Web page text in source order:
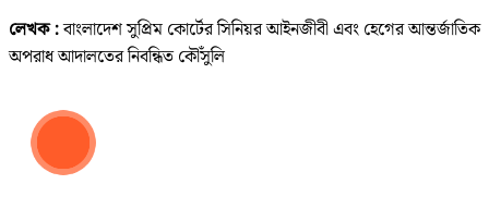
লেখক :বাংলাদেশ সুপ্রিম কোর্টের সিনিয়র আইনজীবী এবং হেগের আন্তর্জাতিক
অপরাধ আদালতের নিবন্ধিত কৌঁসুলি